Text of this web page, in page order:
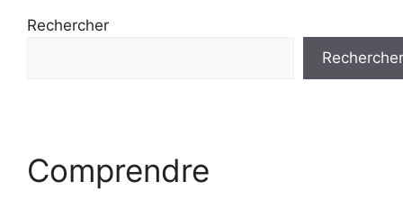
Rechercher
Rechercher
Comprendre